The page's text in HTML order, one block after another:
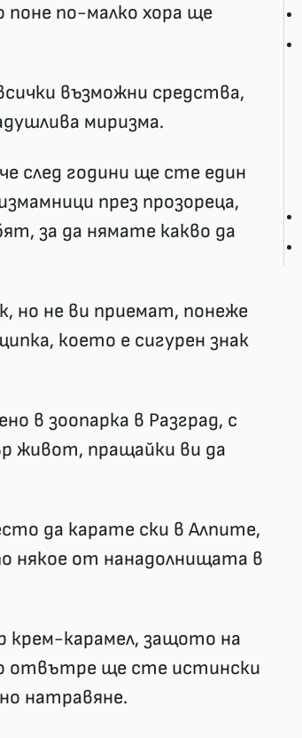
по-малко хора ще
възможни средства,
миризма.
след години ще сте един
през прозореца,
за да нямате какво да
но не ви приемат, понеже
което е сигурен знак
в зоопарка в Разград, с
живот, пращайки ви да
да карате ски в Алпите,
някое от нанадолнищата в
крем-карамел, защото на
отвътре ще сте истински
натравяне.